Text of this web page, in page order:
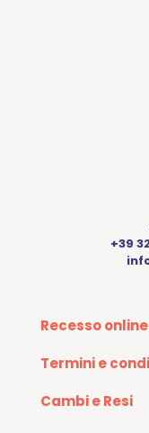
+39
Recesso online
Termini e
Cambi e Resi